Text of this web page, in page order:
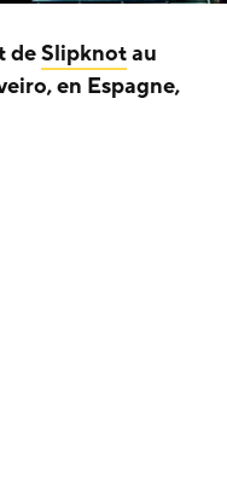
deSlipknotau
en Espagne,